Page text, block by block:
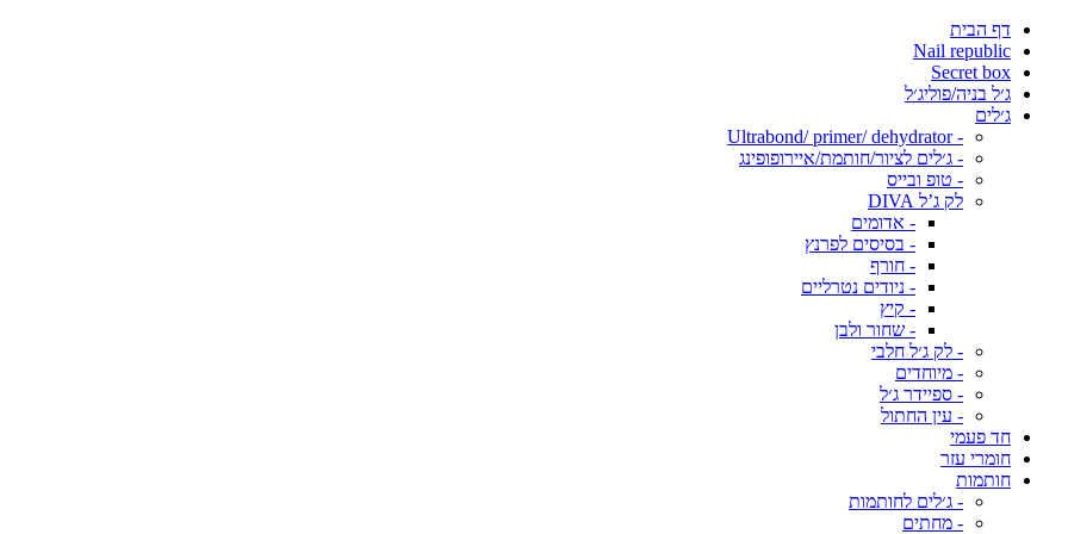
דף הבית
Nail republic
Secret box
ג׳ל בניה/פוליג׳ל
ג׳לים
- Ultrabond/ primer/ dehydrator
- ג׳לים לציור/חותמת/איירופופינג
- טופ ובייס
לק ג’ל DIVA
- אדומים
- בסיסים לפרנץ
- חורף
- ניודים נטרליים
- קיץ
- שחור ולבן
- לק ג׳ל חלבי
- מיוחדים
- ספיידר ג׳ל
- עין החתול
חד פעמי
חומרי עזר
חותמות
- ג׳לים לחותמות
- מחתים